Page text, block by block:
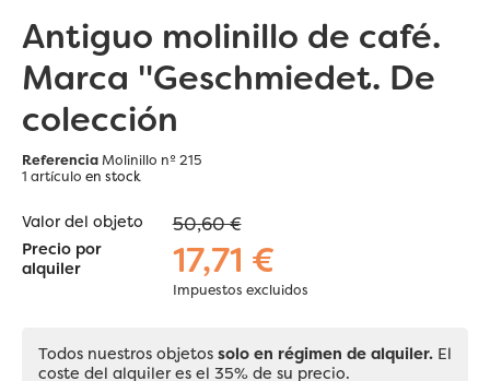
Antiguo molinillo de café.
Marca "Geschmiedet. De
colección
ReferenciaMolinillo nº 215
1 artículo en stock
Valor del objeto 50,60 €
Precio por
alquiler
17,71 €
Impuestos excluidos
Todos nuestros objetos solo en régimen de alquiler. El
coste del alquiler es el 35% de su precio.